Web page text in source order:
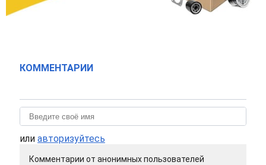
КОММЕНТАРИИ
или авторизуйтесь
Комментарии от анонимных пользователей